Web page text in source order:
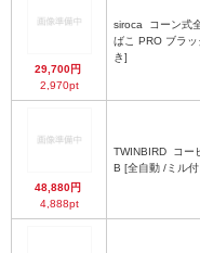
29,700円
2,970pt
siroca
ばこ PRO ブラ
き]
48,880円
4,888pt
TWINBIRD
B [全自動 /ミル付